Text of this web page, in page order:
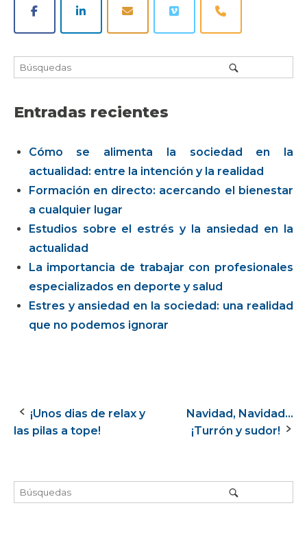
Entradas recientes
Cómo se alimenta la sociedad en la
actualidad: entre la intención y la realidad
Formación en directo: acercando el bienestar
a cualquier lugar
Estudios sobre el estrés y la ansiedad en la
actualidad
La importancia de trabajar con profesionales
especializados en deporte y salud
Estres y ansiedad en la sociedad: una realidad
que no podemos ignorar
Navegación
entrada
¡Unos dias de relax y
las pilas a tope!
Navidad, Navidad…
¡Turrón y sudor!